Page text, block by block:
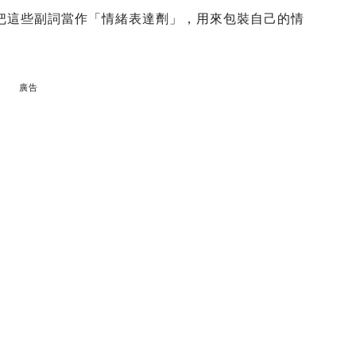
些副詞當作「情緒表達劑」，用來包裝自己的情
廣告